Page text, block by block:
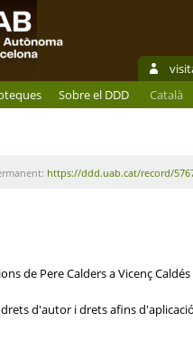
Sobre el DDD Català
https://ddd.uab.cat/record/
de Pere Calders a Vicenç Caldés
d'autor i drets afins